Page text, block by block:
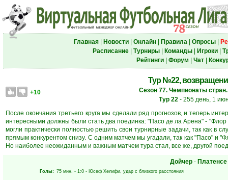
Главная| Новости| Онлайн| Правила| Опросы|
Расписание| Турниры| Команды| Игроки|
Рейтинги| Форум Чат|
Тур №22,
+10
Сезон 77. Чемпионаты стран.
Тур 22 - 255 день, 1
После окончания третьего круга мы сделали ряд прогнозов, и теперь
интересными должны были стать два поединка: "Пасо де ла Арена" -
могли практически полностью решить свои турнирные задачи, так как в
прямым конкурентом снизу. С одним матчем мы угадали, так как "Пасо" и
Но наиболее неожиданным и важным матчем тура стал, все же, другой
Дойчер- Платенсе
Голы: 75 мин. - 1:0 - Юсеф Хелифи, удар с близкого расстояния